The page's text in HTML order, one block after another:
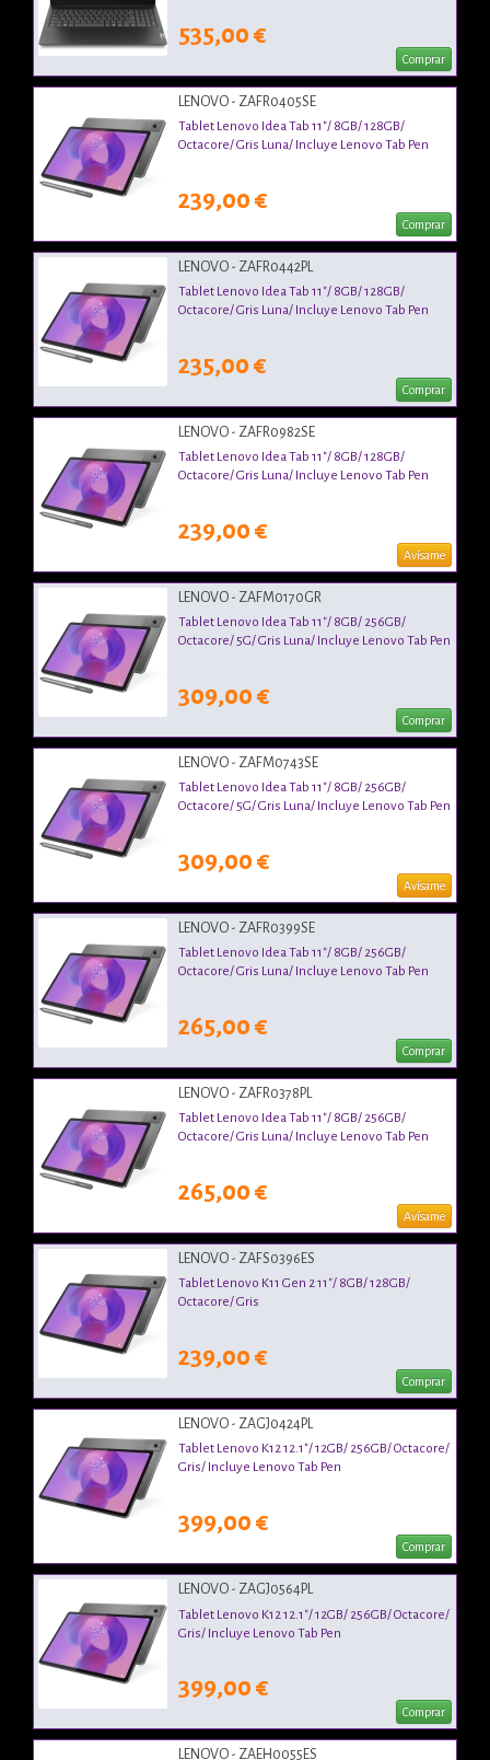
535,00 €
Comprar
LENOVO - ZAFR0405SE
Tablet Lenovo Idea Tab 11"/ 8GB/ 128GB/
Octacore/ Gris Luna/ Incluye Lenovo Tab Pen
239,00 €
Comprar
LENOVO - ZAFR0442PL
Tablet Lenovo Idea Tab 11"/ 8GB/ 128GB/
Octacore/ Gris Luna/ Incluye Lenovo Tab Pen
235,00 €
Comprar
LENOVO - ZAFR0982SE
Tablet Lenovo Idea Tab 11"/ 8GB/ 128GB/
Octacore/ Gris Luna/ Incluye Lenovo Tab Pen
239,00 €
Avísame
LENOVO - ZAFM0170GR
Tablet Lenovo Idea Tab 11"/ 8GB/ 256GB/
Octacore/ 5G/ Gris Luna/ Incluye Lenovo Tab Pen
309,00 €
Comprar
LENOVO - ZAFM0743SE
Tablet Lenovo Idea Tab 11"/ 8GB/ 256GB/
Octacore/ 5G/ Gris Luna/ Incluye Lenovo Tab Pen
309,00 €
Avísame
LENOVO - ZAFR0399SE
Tablet Lenovo Idea Tab 11"/ 8GB/ 256GB/
Octacore/ Gris Luna/ Incluye Lenovo Tab Pen
265,00 €
Comprar
LENOVO - ZAFR0378PL
Tablet Lenovo Idea Tab 11"/ 8GB/ 256GB/
Octacore/ Gris Luna/ Incluye Lenovo Tab Pen
265,00 €
Avísame
LENOVO - ZAFS0396ES
Tablet Lenovo K11 Gen 2 11"/ 8GB/ 128GB/
Octacore/ Gris
239,00 €
Comprar
LENOVO - ZAGJ0424PL
Tablet Lenovo K12 12.1"/ 12GB/ 256GB/ Octacore/
Gris/ Incluye Lenovo Tab Pen
399,00 €
Comprar
LENOVO - ZAGJ0564PL
Tablet Lenovo K12 12.1"/ 12GB/ 256GB/ Octacore/
Gris/ Incluye Lenovo Tab Pen
399,00 €
Comprar
LENOVO - ZAEH0055ES